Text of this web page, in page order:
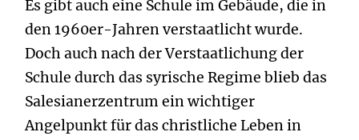
Es gibt auch eine Schule im Gebäude, die in
den 1960er-Jahren verstaatlicht wurde.
Doch auch nach der Verstaatlichung der
Schule durch das syrische Regime blieb das
Salesianerzentrum ein wichtiger
Angelpunkt für das christliche Leben in